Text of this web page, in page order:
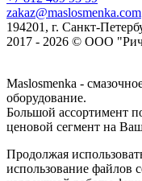
zakaz@maslosmenka.com
194201, г. Санкт-
2017 - 2026 © ООО
Maslosmenka -
оборудование.
Большой ассортимент
ценовой сегмент на
Продолжая
использование файлов